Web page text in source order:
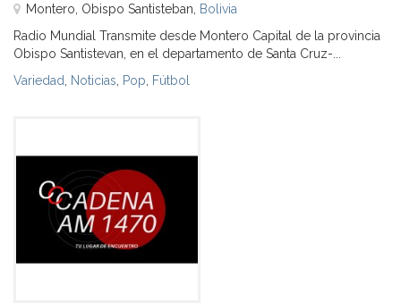
Montero, Obispo Santisteban, Bolivia
Radio Mundial Transmite desde Montero Capital de la provincia
Obispo Santistevan, en el departamento de Santa Cruz-...
Variedad Noticias Pop Fútbol